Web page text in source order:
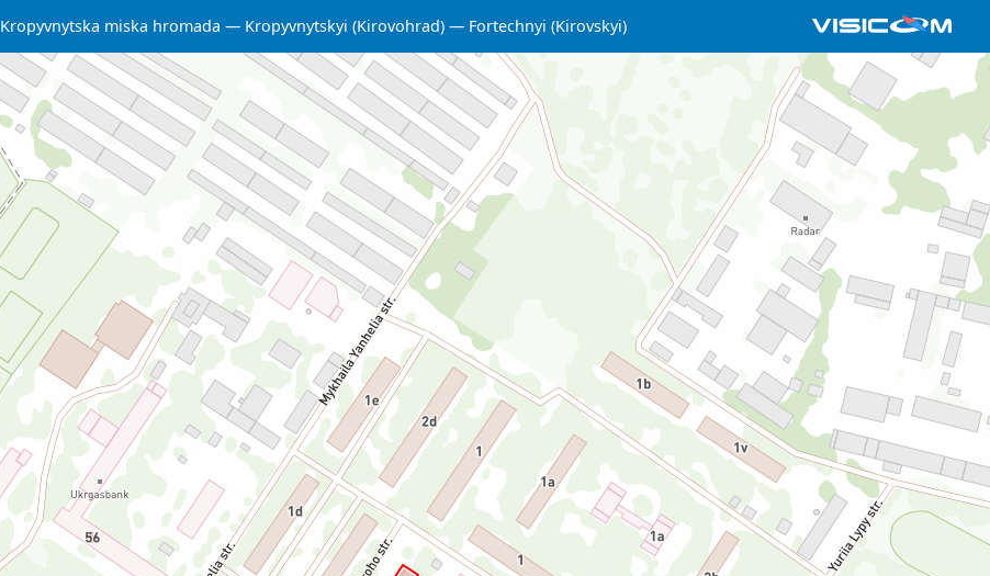
Kropyvnytska miska hromada Kropyvnytskyi (Kirovohrad) Fortechnyi (Kirovskyi)